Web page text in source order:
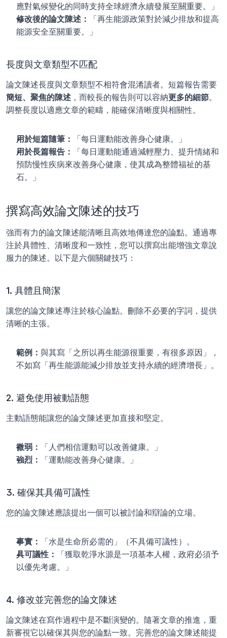
應對氣候變化的同時支持全球經濟永續發展至關重要。」
修改後的論文陳述：
「再生能源政策對於減少排放和提高
能源安全至關重要。」
長度與文章類型不匹配
論文陳述長度與文章類型不相符會混淆讀者。短篇報告需要
簡短、聚焦的陳述 ，而較長的報告則可以容納更多的細節。
調整長度以適應文章的範疇，能確保清晰度與相關性。
用於短篇隨筆：
「每日運動能改善身心健康。」
用於長篇報告：
「每日運動能通過減輕壓力、提升情緒和
預防慢性疾病來改善身心健康，使其成為整體福祉的基
石。」
撰寫高效論文陳述的技巧
強而有力的論文陳述能清晰且高效地傳達您的論點。通過專
注於具體性、清晰度和一致性，您可以撰寫出能增強文章說
服力的陳述。以下是六個關鍵技巧：
1. 具體且簡潔
讓您的論文陳述專注於核心論點。刪除不必要的字詞，提供
清晰的主張。
範例： 與其寫「之所以再生能源很重要，有很多原因」，
不如寫「再生能源能減少排放並支持永續的經濟增長」。
2. 避免使用被動語態
主動語態能讓您的論文陳述更加直接和堅定。
微弱：
「人們相信運動可以改善健康。」
強烈：
「運動能改善身心健康。」
3. 確保其具備可議性
您的論文陳述應該提出一個可以被討論和辯論的立場。
事實：
「水是生命所必需的」（不具備可議性）。
具可議性：
「獲取乾淨水源是一項基本人權，政府必須予
以優先考慮。」
4. 修改並完善您的論文陳述
論文陳述在寫作過程中是不斷演變的。隨著文章的推進，重
新審視它以確保其與您的論點一致。完善您的論文陳述能提